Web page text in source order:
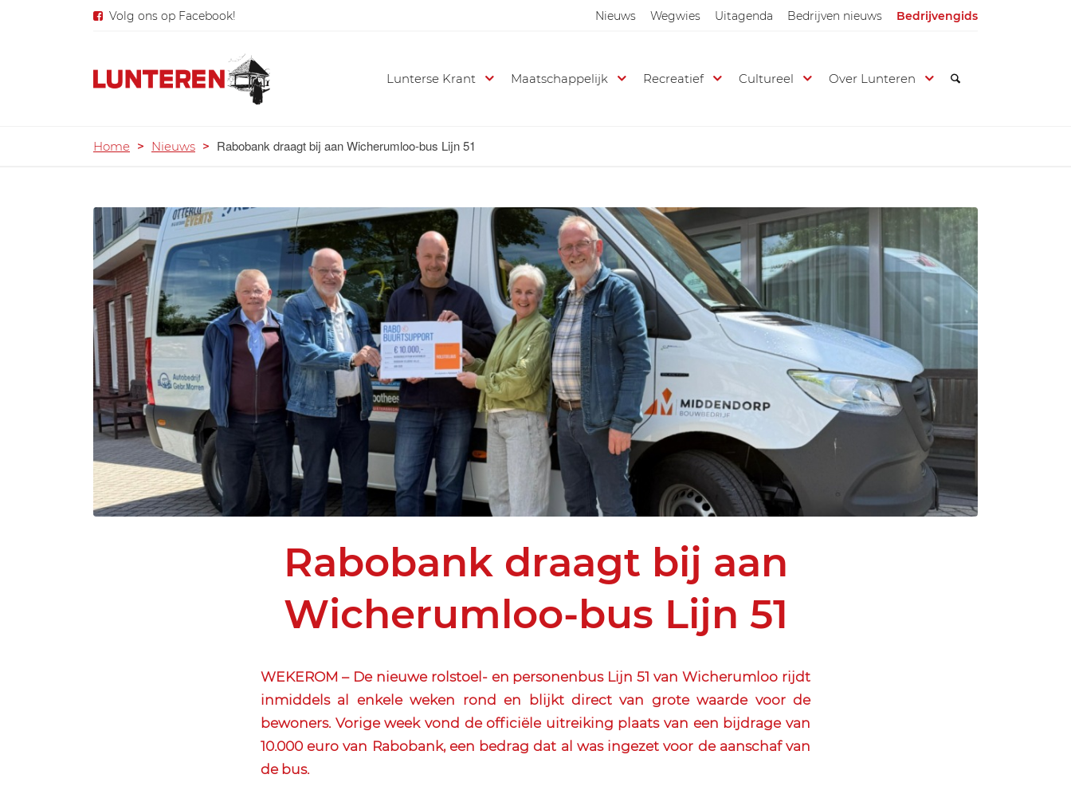
Nieuws Wegwies Uitagenda Bedrijven nieuws Bedrijvengids
Volg ons op Facebook!
Lunterse Krant Maatschappelijk Recreatief Cultureel Over Lunteren
Home > Nieuws > Rabobank draagt bij aan Wicherumloo-bus Lijn 51
Rabobank draagt bij aan
Wicherumloo-bus Lijn 51
WEKEROM – De nieuwe rolstoel- en personenbus Lijn 51 van Wicherumloo rijdt
inmiddels al enkele weken rond en blijkt direct van grote waarde voor de
bewoners. Vorige week vond de officiële uitreiking plaats van een bijdrage van
10.000 euro van Rabobank, een bedrag dat al was ingezet voor de aanschaf van
de bus.